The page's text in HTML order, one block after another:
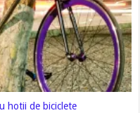
hotii de biciclete